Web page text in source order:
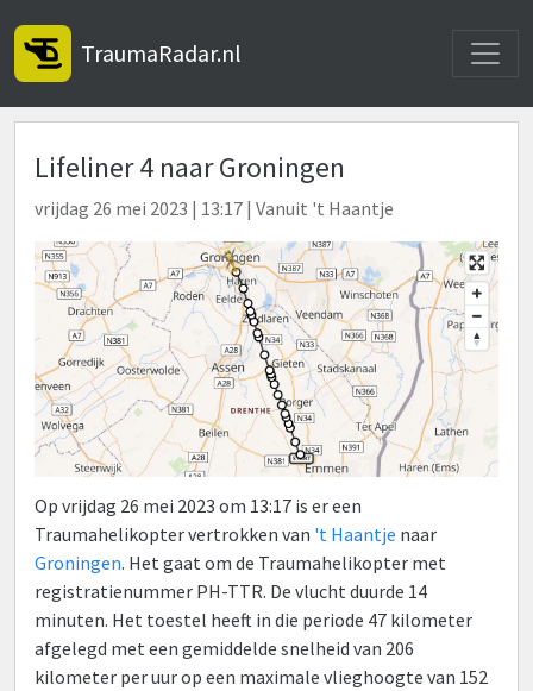
TraumaRadar.nl
Lifeliner 4 naar Groningen
vrijdag 26 mei 2023 | 13:17 | Vanuit 't Haantje
Op vrijdag 26 mei 2023 om 13:17 is er een
Traumahelikopter vertrokken van 't Haantje naar
Groningen. Het gaat om de Traumahelikopter met
registratienummer PH-TTR. De vlucht duurde 14
minuten. Het toestel heeft in die periode 47 kilometer
afgelegd met een gemiddelde snelheid van 206
kilometer per uur op een maximale vlieghoogte van 152